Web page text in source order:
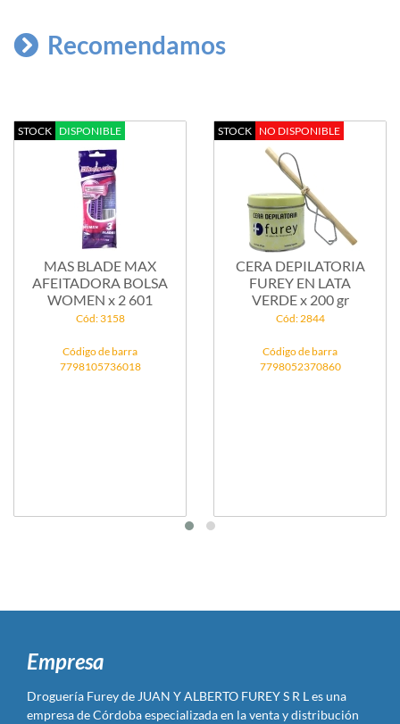
Recomendamos
STOCK DISPONIBLE
MAS BLADE MAX
AFEITADORA BOLSA
WOMEN x 2 601
Cód: 3158
Código de barra
7798105736018
STOCK NO DISPONIBLE
CERA DEPILATORIA
FUREY EN LATA
VERDE x 200 gr
Cód: 2844
Código de barra
7798052370860
Empresa
Droguería Furey de JUAN Y ALBERTO FUREY S R L es una
empresa de Córdoba especializada en la venta y distribución